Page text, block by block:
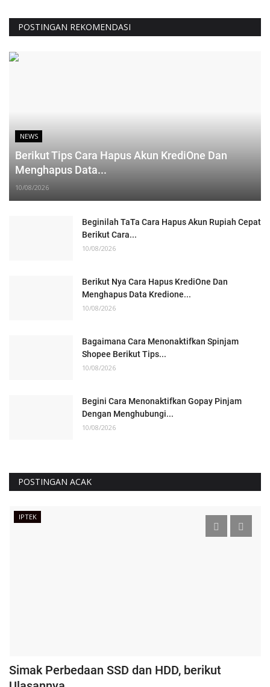
POSTINGAN REKOMENDASI
NEWS
Berikut Tips Cara Hapus Akun KrediOne Dan
Menghapus Data...
10/08/2026
Beginilah TaTa Cara Hapus Akun Rupiah Cepat
Berikut Cara...
10/08/2026
Berikut Nya Cara Hapus KrediOne Dan
Menghapus Data Kredione...
10/08/2026
Bagaimana Cara Menonaktifkan Spinjam
Shopee Berikut Tips...
10/08/2026
Begini Cara Menonaktifkan Gopay Pinjam
Dengan Menghubungi...
10/08/2026
POSTINGAN ACAK
IPTEK
Simak Perbedaan SSD dan HDD, berikut